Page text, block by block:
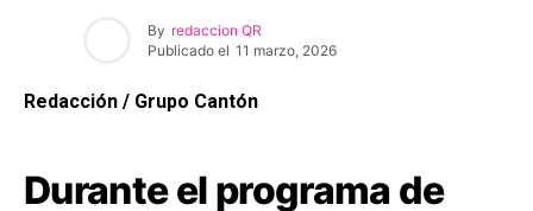
By redaccion QR
Publicado el 11 marzo, 2026
Redacción / Grupo Cantón
Durante el programa de